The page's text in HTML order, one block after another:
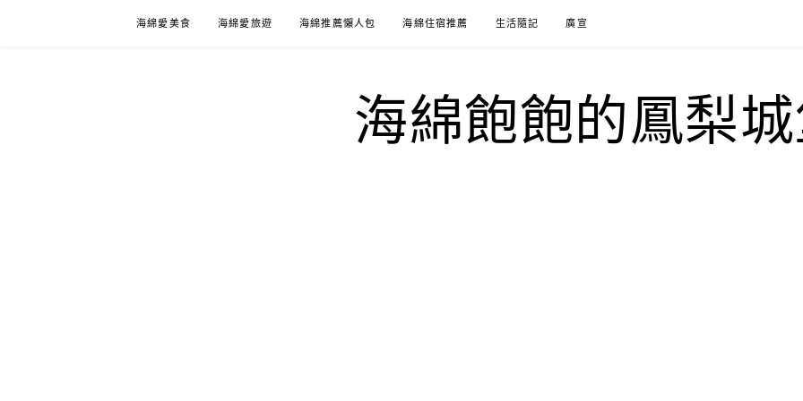
海綿愛美食 海綿愛旅遊 海綿推薦懶人包 海綿住宿推薦 生活隨記 廣宣
海綿飽飽的鳳梨